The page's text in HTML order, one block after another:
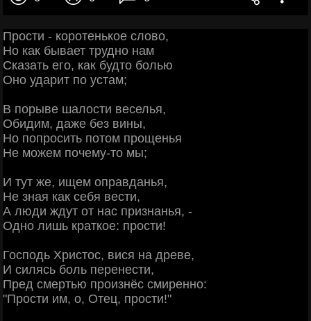
Прости - коротенькое слово,
Но как бывает трудно нам
Сказать его, как будто болью
Оно ударит по устам;
В порыве шалости веселья,
Обидим, даже без вины,
Но попросить потом прощенья
Не можем почему-то мы;
И тут же, ищем оправданья,
Не зная как себя вести,
А люди ждут от нас признанья, -
Одно лишь краткое: прости!
Господь Христос, вися на древе,
И силясь боль перенести,
Пред смертью произнёс смиренно:
"Прости им, о, Отец, прости!"